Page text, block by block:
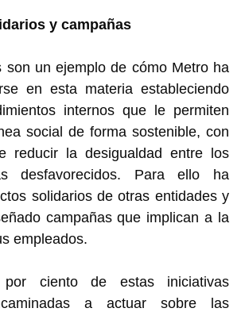
y campañas
son un ejemplo de cómo Metro ha
en esta materia estableciendo
internos que le permiten
social de forma sostenible, con
reducir la desigualdad entre los
desfavorecidos. Para ello ha
solidarios de otras entidades y
campañas que implican a la
empleados.
ciento de estas iniciativas
a actuar sobre las